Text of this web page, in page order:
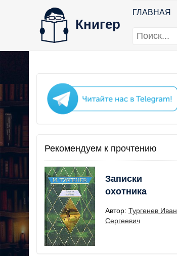
Книгер
ГЛАВНАЯ
Рекомендуем к прочтению
Записки
охотника
Автор: Тургенев Иван
Сергеевич